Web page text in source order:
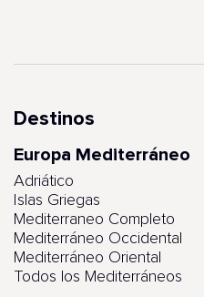
Destinos
Europa Mediterráneo
Adriático
Islas Griegas
Mediterraneo Completo
Mediterráneo Occidental
Mediterráneo Oriental
Todos los Mediterráneos